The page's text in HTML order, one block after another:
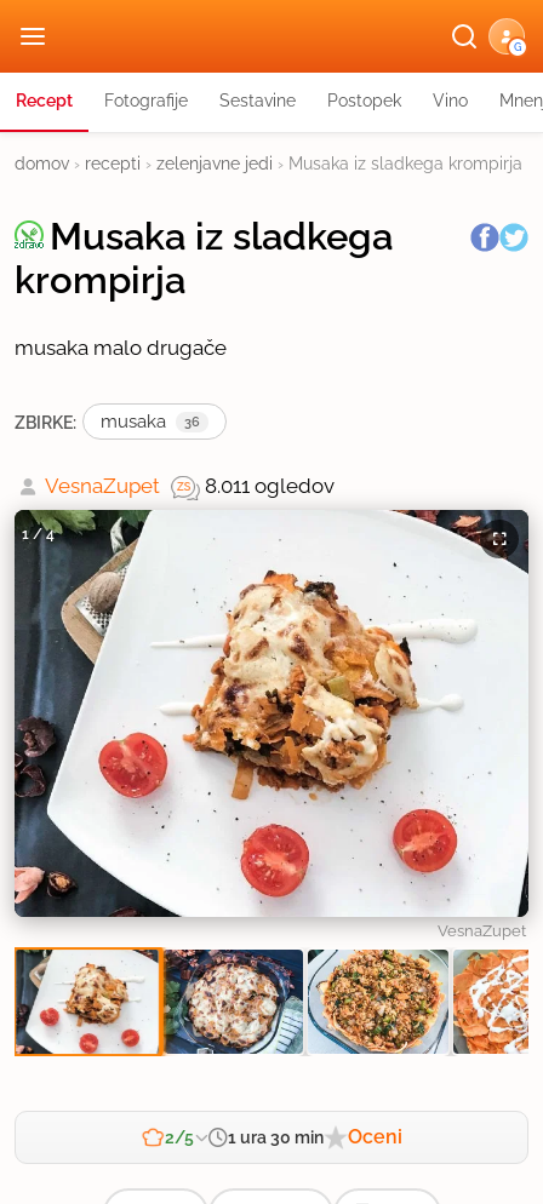
G
Recept Fotografije Sestavine Postopek Vino
domov › recepti › zelenjavne jedi › Musaka iz sladkega krompirja
Musaka iz sladkega
krompirja
musaka malo drugače
ZBIRKE: musaka 36
VesnaZupet 8.011 ogledov
1/4
VesnaZupet
2/5 1 ura 30 min Oceni